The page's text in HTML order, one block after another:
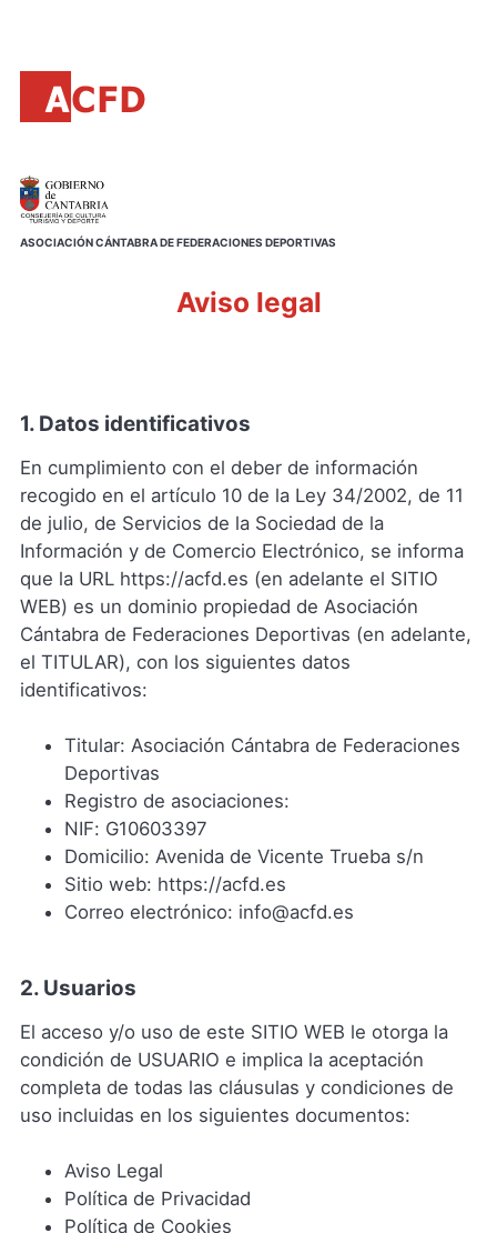
contenido
principal
ASOCIACIÓN CÁNTABRA DE FEDERACIONES DEPORTIVAS
Aviso legal
1. Datos identificativos
En cumplimiento con el deber de información
recogido en el artículo 10 de la Ley 34/2002, de 11
de julio, de Servicios de la Sociedad de la
Información y de Comercio Electrónico, se informa
que la URL https://acfd.es (en adelante el SITIO
WEB) es un dominio propiedad de Asociación
Cántabra de Federaciones Deportivas (en adelante,
el TITULAR), con los siguientes datos
identificativos:
Titular: Asociación Cántabra de Federaciones
Deportivas
Registro de asociaciones:
NIF: G10603397
Domicilio: Avenida de Vicente Trueba s/n
Sitio web: https://acfd.es
Correo electrónico: info@acfd.es
2. Usuarios
El acceso y/o uso de este SITIO WEB le otorga la
condición de USUARIO e implica la aceptación
completa de todas las cláusulas y condiciones de
uso incluidas en los siguientes documentos:
Aviso Legal
Política de Privacidad
Política de Cookies